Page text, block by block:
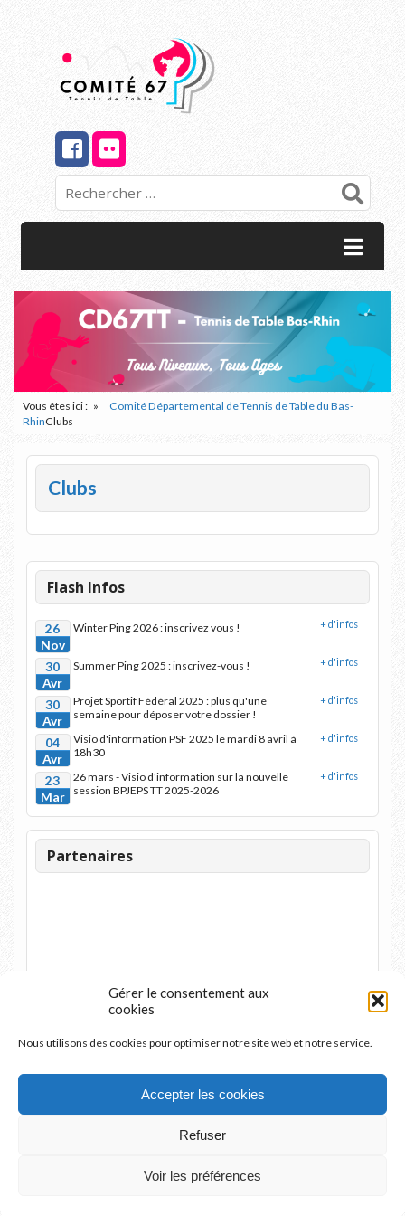
Gérer le consentement aux
cookies
Nous utilisons des cookies pour optimiser notre site web et notre service.
Accepter les cookies
Refuser
Voir les préférences
Vous êtes ici :
Comité Départemental de Tennis de Table du Bas-
RhinClubs
Clubs
Flash Infos
26
Nov
Winter Ping 2026 : inscrivez vous ! + d'infos
30
Avr
Summer Ping 2025 : inscrivez-vous ! + d'infos
30
Avr
Projet Sportif Fédéral 2025 : plus qu'une
semaine pour déposer votre dossier !
+ d'infos
04
Avr
Visio d'information PSF 2025 le mardi 8 avril à
18h30
+ d'infos
23
Mar
26 mars - Visio d'information sur la nouvelle
session BPJEPS TT 2025-2026
+ d'infos
Partenaires